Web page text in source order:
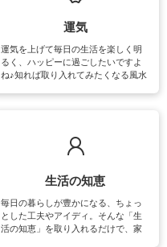
運気
運気を上げて毎日の生活を楽しく明
るく、ハッピーに過ごしたいですよ
ね♪知れば取り入れてみたくなる風水
生活の知恵
毎日の暮らしが豊かになる、ちょっ
とした工夫やアイディ。そんな「生
活の知恵」を取り入れるだけで、家